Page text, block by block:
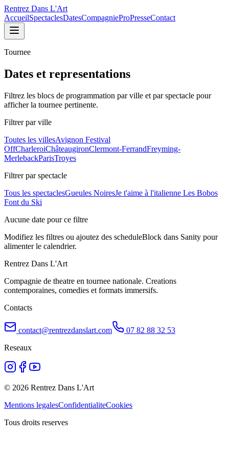
Rentrez Dans L'Art
AccueilSpectaclesDatesCompagnieProPresseContact
Tournee
Dates et representations
Filtrez les blocs de programmation par ville et par spectacle pour
afficher la tournee pertinente.
Filtrer par ville
Toutes les villesAvignon Festival
OffCharleroiChâteaugironClermont-FerrandFreyming-
MerlebackParisTroyes
Filtrer par spectacle
Tous les spectaclesGueules NoiresJe t'aime à l'italienne Les Bobos
Font du Ski
Aucune date pour ce filtre
Modifiez les filtres ou ajoutez des scheduleBlock dans Sanity pour
alimenter le calendrier.
Rentrez Dans L'Art
Compagnie de theatre en tournee nationale. Creations
contemporaines, comedies et formats immersifs.
Contacts
contact@rentrezdanslart.com
07 82 88 32 53
Reseaux
© 2026 Rentrez Dans L'Art
Mentions legalesConfidentialiteCookies
Tous droits reserves